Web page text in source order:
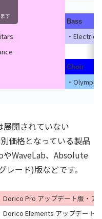
Bass
・Electric
Choir
・
す
開されていない
価格となっている製品
やWaveLab、Absolute
ード)版などです。
Dorico Pro アップデート版・ア
Dorico Elements アップデート